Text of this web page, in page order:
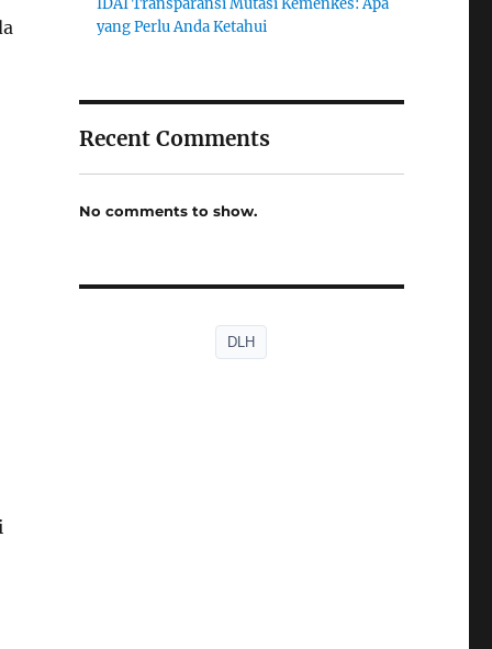
IDAI Transparansi Mutasi Kemenkes: Apa
yang Perlu Anda Ketahui
Recent Comments
No comments to show.
DLH